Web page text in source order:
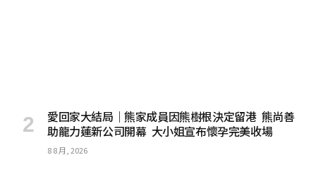
愛回家大結局｜熊家成員因熊樹根決定留港 熊尚善
助龍力蓮新公司開幕 大小姐宣布懷孕完美收場
8 8 月, 2026